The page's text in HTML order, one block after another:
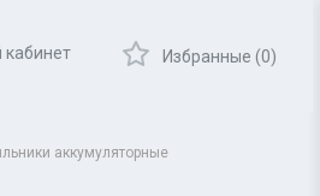
Избранные (0)
аккумуляторные